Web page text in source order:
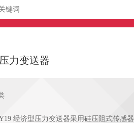
力变送器
经济型压力变送器采用硅压阻式传感器